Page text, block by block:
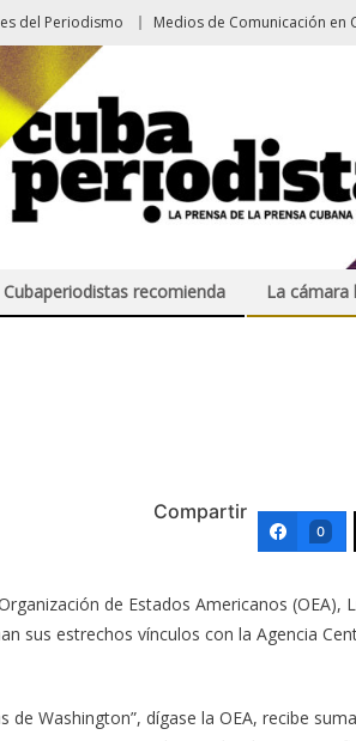
del Periodismo Medios de Comunicación en
Cubaperiodistas recomienda La cámara
Compartir
0
de Estados Americanos (OEA),
sus estrechos vínculos con la Agencia
Washington”, dígase la OEA, recibe